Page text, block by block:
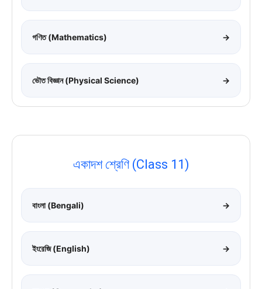
গণিত (Mathematics) →
ভৌত বিজ্ঞান (Physical Science) →
একাদশ শ্রেণি (Class 11)
বাংলা (Bengali) →
ইংরেজি (English) →